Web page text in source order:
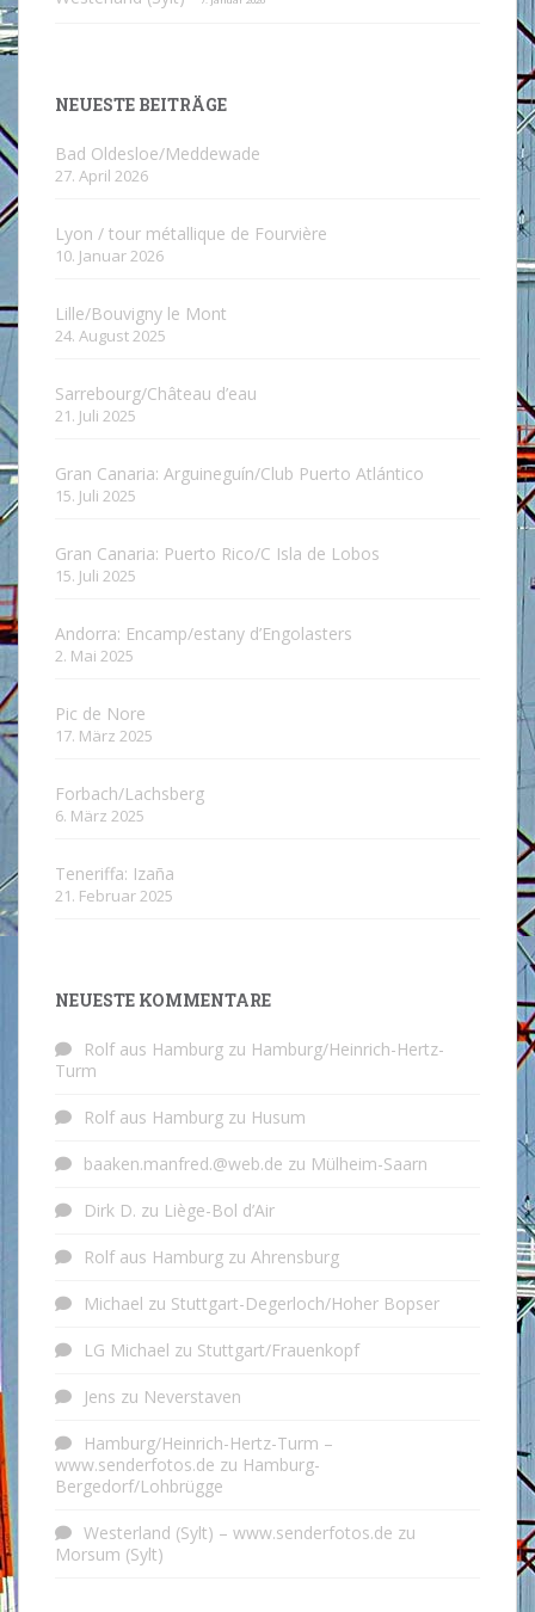
NEUESTE BEITRÄGE
Bad Oldesloe/Meddewade
27. April 2026
Lyon / tour métallique de Fourvière
10. Januar 2026
Lille/Bouvigny le Mont
24. August 2025
Sarrebourg/Château d’eau
21. Juli 2025
Gran Canaria: Arguineguín/Club Puerto Atlántico
15. Juli 2025
Gran Canaria: Puerto Rico/C Isla de Lobos
15. Juli 2025
Andorra: Encamp/estany d’Engolasters
2. Mai 2025
Pic de Nore
17. März 2025
Forbach/Lachsberg
6. März 2025
Teneriffa: Izaña
21. Februar 2025
NEUESTE KOMMENTARE
Rolf aus Hamburg zu Hamburg/Heinrich-Hertz-
Turm
Rolf aus Hamburg zu Husum
baaken.manfred.@web.de zu Mülheim-Saarn
Dirk D. zu Liège-Bol d’Air
Rolf aus Hamburg zu Ahrensburg
Michael zu Stuttgart-Degerloch/Hoher Bopser
LG Michael zu Stuttgart/Frauenkopf
Jens zu Neverstaven
Hamburg/Heinrich-Hertz-Turm –
www.senderfotos.de zu Hamburg-
Bergedorf/Lohbrügge
Westerland (Sylt) – www.senderfotos.de zu
Morsum (Sylt)